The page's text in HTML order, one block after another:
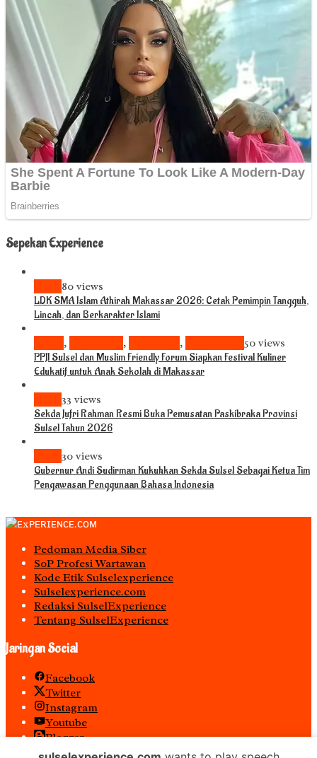
Sepekan Experience
80 views
LDK SMA Islam Athirah Makassar 2026: Cetak Pemimpin Tangguh,
Lincah, dan Berkarakter Islami
, , , 50 views
PPJI Sulsel dan Muslim Friendly Forum Siapkan Festival Kuliner
Edukatif untuk Anak Sekolah di Makassar
33 views
Sekda Jufri Rahman Resmi Buka Pemusatan Paskibraka Provinsi
Sulsel Tahun 2026
30 views
Gubernur Andi Sudirman Kukuhkan Sekda Sulsel Sebagai Ketua Tim
Pengawasan Penggunaan Bahasa Indonesia
Pedoman Media Siber
S0P Profesi Wartawan
Kode Etik Sulselexperience
Sulselexperience.com
Redaksi SulselExperience
Tentang SulselExperience
Jaringan Social
Facebook
Twitter
Instagram
Youtube
Blogger
Spotify